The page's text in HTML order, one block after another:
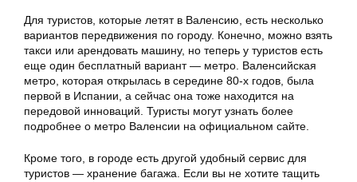
Для туристов, которые летят в Валенсию, есть несколько
вариантов передвижения по городу. Конечно, можно взять
такси или арендовать машину, но теперь у туристов есть
еще один бесплатный вариант — метро. Валенсийская
метро, которая открылась в середине 80-х годов, была
первой в Испании, а сейчас она тоже находится на
передовой инноваций. Туристы могут узнать более
подробнее о метро Валенсии на официальном сайте.
Кроме того, в городе есть другой удобный сервис для
туристов — хранение багажа. Если вы не хотите тащить